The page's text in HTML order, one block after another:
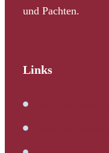
und Pachten.
Links